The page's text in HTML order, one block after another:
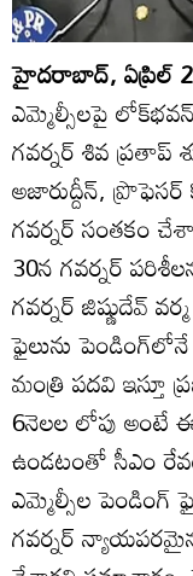
హైదరాబాద్‌, ఏప్రిల్‌
ఎమ్మెల్సీలపై
గవర్నర్‌ శివ ప్రతాప్‌
అజారుద్దీన్‌,
గవర్నర్‌ సంతకం
30న గవర్నర్‌
గవర్నర్‌ జిష్ణుదేవ్‌
ఫైలును
మంత్రి పదవి ఇస్తూ
6నెలల లోపు అంటే
ఉండటంతో సీఎం
ఎమ్మెల్సీల పెండింగ్‌
గవర్నర్‌